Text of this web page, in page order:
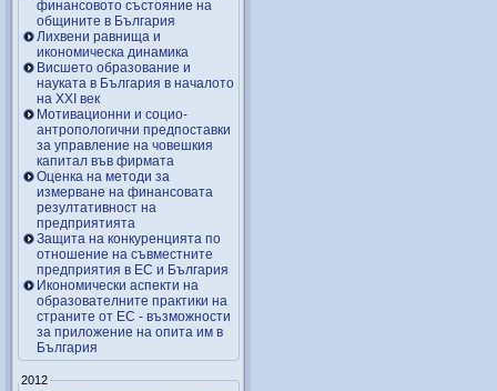
финансовото състояние на
общините в България
Лихвени равнища и
икономическа динамика
Висшето образование и
науката в България в началото
на ХХІ век
Мотивационни и социо-
антропологични предпоставки
за управление на човешкия
капитал във фирмата
Оценка на методи за
измерване на финансовата
резултативност на
предприятията
Защита на конкуренцията по
отношение на съвместните
предприятия в ЕС и България
Икономически аспекти на
образователните практики на
страните от ЕС - възможности
за приложение на опита им в
България
2012